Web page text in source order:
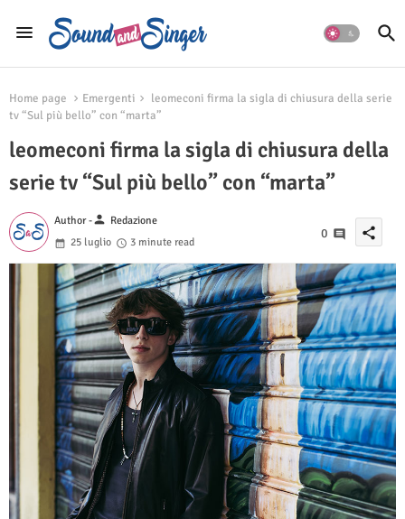
Home page Emergenti
leomeconi firma la sigla di chiusura della serie
tv “Sul più bello” con “marta”
leomeconi firma la sigla di chiusura della
serie tv “Sul più bello” con “marta”
Author -person Redazione
25 luglio
3 minute read
0 share